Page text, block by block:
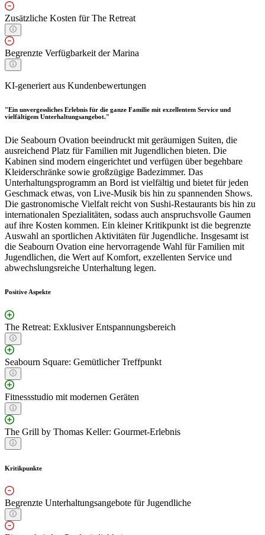
Zusätzliche Kosten für The Retreat
Begrenzte Verfügbarkeit der Marina
KI-generiert aus Kundenbewertungen
"Ein unvergessliches Erlebnis für die ganze Familie mit exzellentem Service und
vielfältigem Unterhaltungsangebot."
Die Seabourn Ovation beeindruckt mit geräumigen Suiten, die
ausreichend Platz für Familien mit Jugendlichen bieten. Die
Kabinen sind modern eingerichtet und verfügen über begehbare
Kleiderschränke sowie großzügige Badezimmer. Das
Unterhaltungsprogramm an Bord ist vielfältig und bietet für jeden
Geschmack etwas, von Live-Musik bis hin zu spannenden Shows.
Die gastronomische Vielfalt reicht von Sushi-Restaurants bis hin zu
internationalen Spezialitäten, sodass auch anspruchsvolle Gaumen
auf ihre Kosten kommen. Ein kleiner Kritikpunkt ist die begrenzte
Auswahl an sportlichen Aktivitäten für Jugendliche. Insgesamt ist
die Seabourn Ovation eine hervorragende Wahl für Familien mit
Jugendlichen, die Wert auf Komfort, exzellenten Service und
abwechslungsreiche Unterhaltung legen.
Positive Aspekte
The Retreat: Exklusiver Entspannungsbereich
Seabourn Square: Gemütlicher Treffpunkt
Fitnessstudio mit modernen Geräten
The Grill by Thomas Keller: Gourmet-Erlebnis
Kritikpunkte
Begrenzte Unterhaltungsangebote für Jugendliche